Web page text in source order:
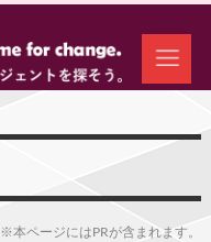
※本ページにはPRが含まれます。